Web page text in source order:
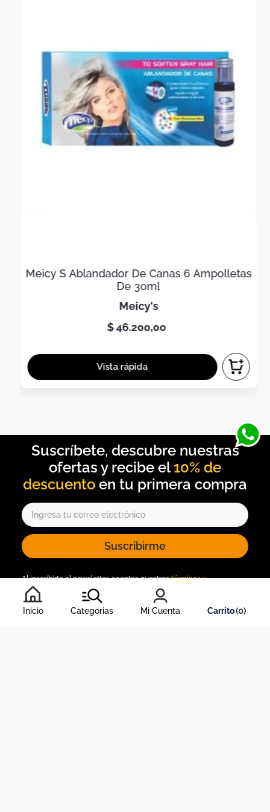
Inicio Categorias Mi Cuenta 0
cual no incluye ningún adorno, ni accesorios, ni piezas
adicionales ni ningún otro elemento que lo acompañan.
Observaciones De Garantía: 3 Meses **** La garantía de este
producto es exclusivamente por defectos de fábrica, no por
daños ocasionados por mal uso o por desconocimiento de uso
del cliente. La garantía se tramitará bajo las políticas, términos
y condiciones establecidos por la empresa. ****
Meicy S Ablandador De Canas 6 Ampolletas
De 30ml
meicy's
$46.200,00
10% de
descuento
Suscribirme
Al inscribirte al newsletter, aceptas nuestrostérminos y
condiciones
, y nuestra política de tratamiento de información